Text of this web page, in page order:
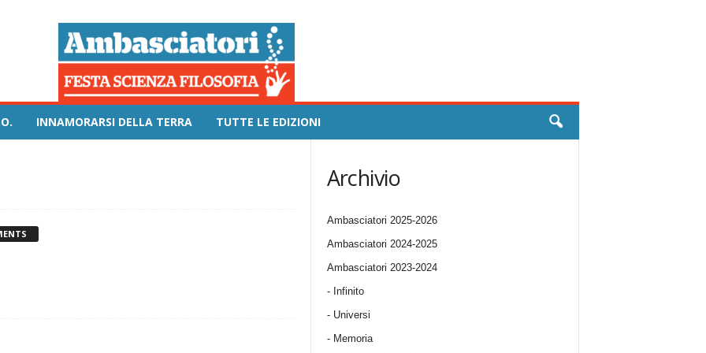
INNAMORARSI DELLA TERRA TUTTE LE EDIZIONI
Archivio
Ambasciatori 2025-2026
Ambasciatori 2024-2025
Ambasciatori 2023-2024
- Infinito
- Universi
- Memoria